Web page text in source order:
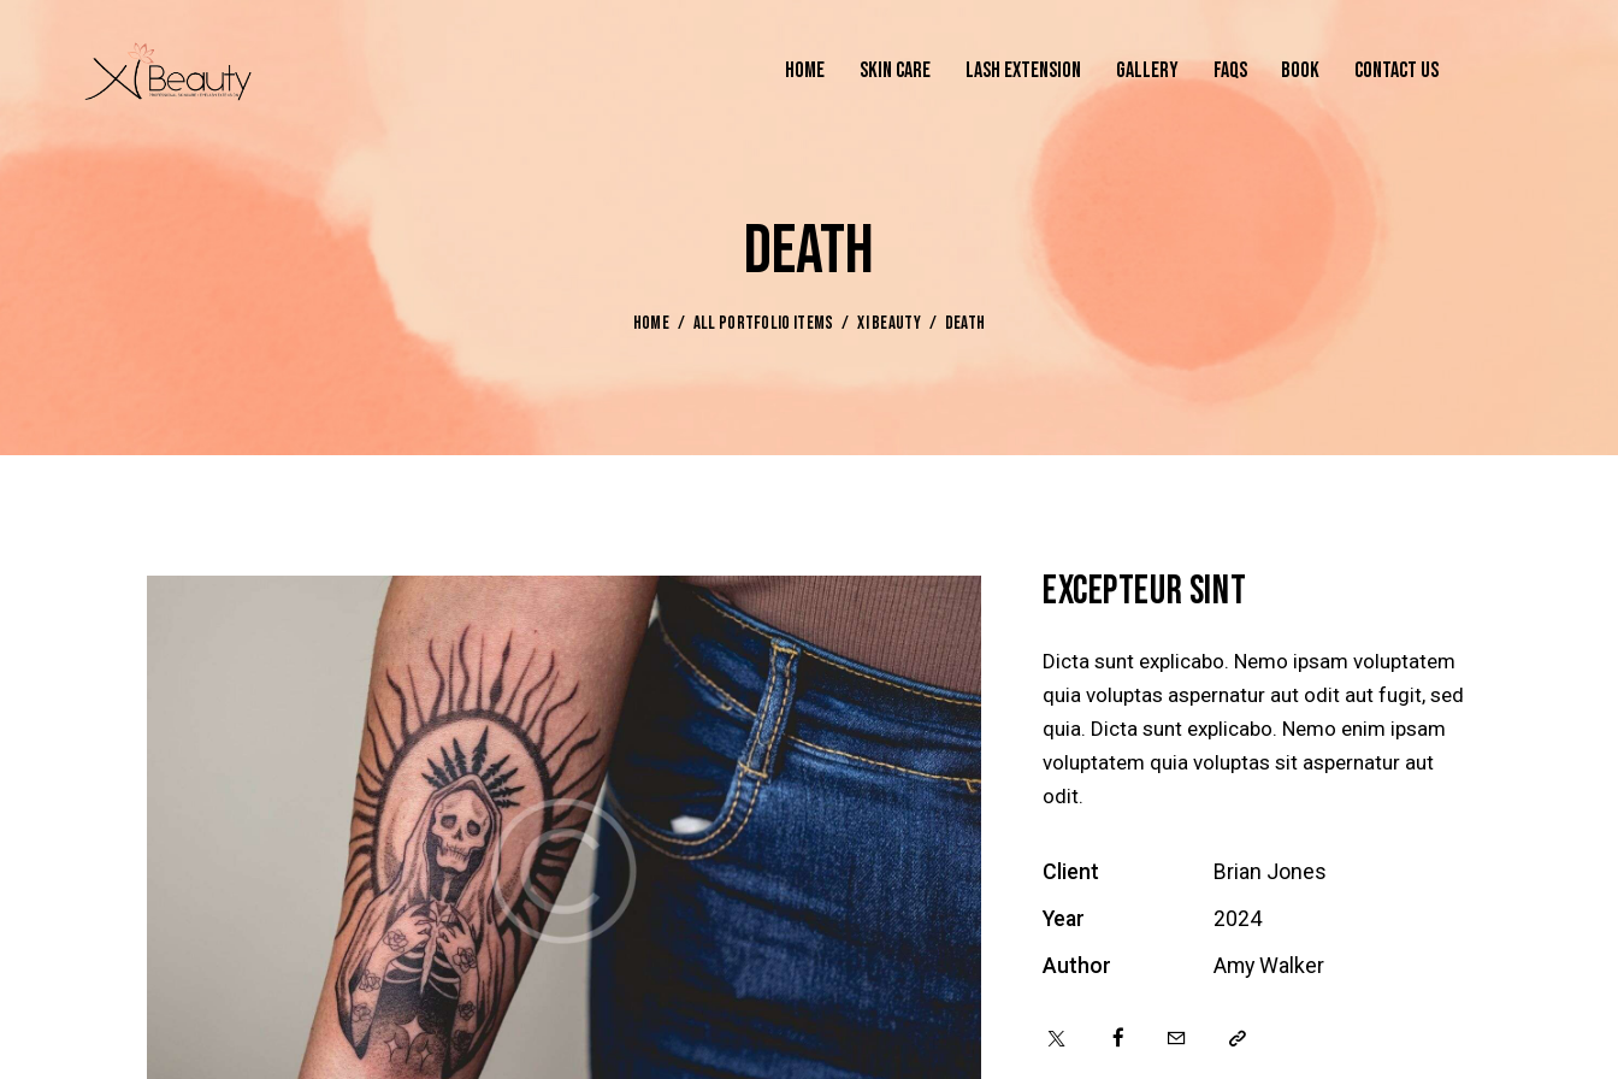
HOME SKIN CARE LASH EXTENSION GALLERY FAQS BOOK CONTACT US
DEATH
HOME ALL PORTFOLIO ITEMS XI BEAUTY DEATH
EXCEPTEUR SINT
Dicta sunt explicabo. Nemo ipsam voluptatem
quia voluptas aspernatur aut odit aut fugit, sed
quia. Dicta sunt explicabo. Nemo enim ipsam
voluptatem quia voluptas sit aspernatur aut
odit.
Client
Brian Jones
Year
2024
Author
Amy Walker